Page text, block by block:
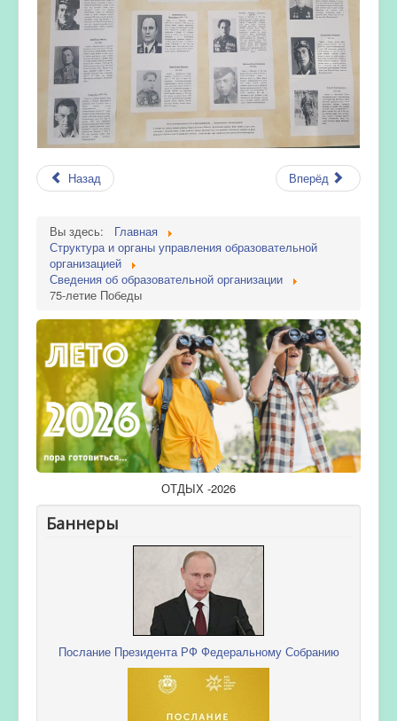
Назад Вперёд
Вы здесь:
Главная
Структура и органы управления образовательной
организацией
Сведения об образовательной организации
75-летие Победы
ОТДЫХ -2026
Баннеры
Послание Президента РФ Федеральному Собранию